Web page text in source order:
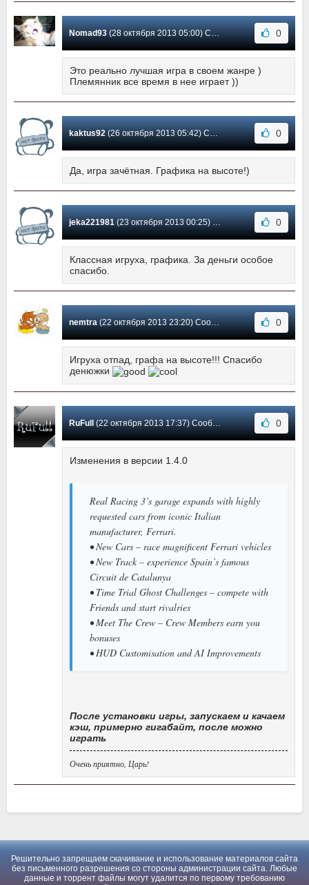
Nomad93(28 октября 2013 05:00) Сообщение #5 0
Это реально лучшая игра в своем жанре )
Племянник все время в нее играет ))
kaktus92(26 октября 2013 05:42) Сообщение #4 0
Да, игра зачётная. Графика на высоте!)
jeka221981(23 октября 2013 00:25) Сообщение #3 0
Классная игруха, графика. За деньги особое
спасибо.
nemtra(22 октября 2013 23:20) Сообщение #2 0
Игруха отпад, графа на высоте!!! Спасибо
денюжки
RuFull (22 октября 2013 17:37) Сообщение #1 0
Изменения в версии 1.4.0
Real Racing 3’s garage expands with highly
requested cars from iconic Italian
manufacturer, Ferrari.
• New Cars – race magnificent Ferrari vehicles
• New Track – experience Spain’s famous
Circuit de Catalunya
• Time Trial Ghost Challenges – compete with
Friends and start rivalries
• Meet The Crew – Crew Members earn you
bonuses
• HUD Customisation and AI Improvements
После установки игры, запускаем и качаем
кэш, примерно гигабайт, после можно
играть
Очень приятно, Царь!
Решительно запрещаем скачивание и использование материалов сайта
без письменного разрешения со стороны администрации сайта. Любые
данные и торрент файлы могут удалится по первому требованию